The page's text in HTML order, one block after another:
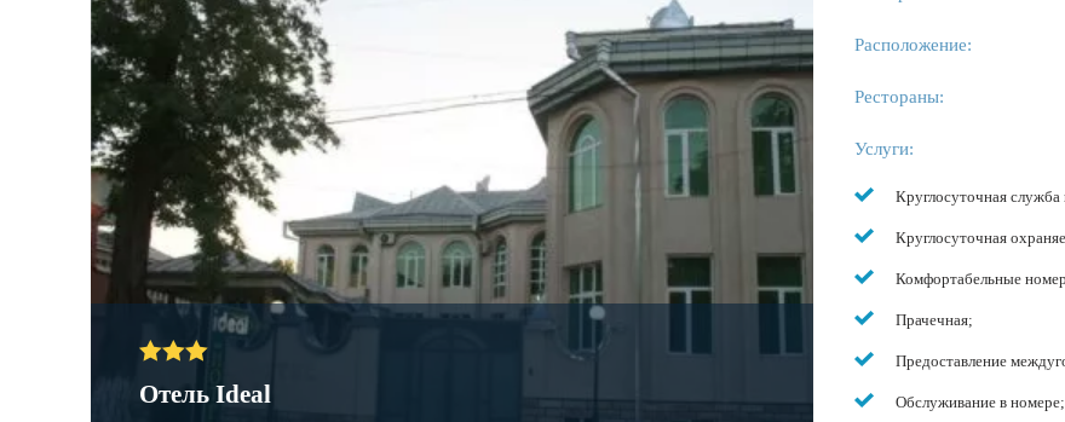
Отель Ideal
Расположение:
Рестораны:
Услуги:
Круглосуточная служба
Круглосуточная
Комфортабельные
Прачечная;
Предоставление
Обслуживание в номере;